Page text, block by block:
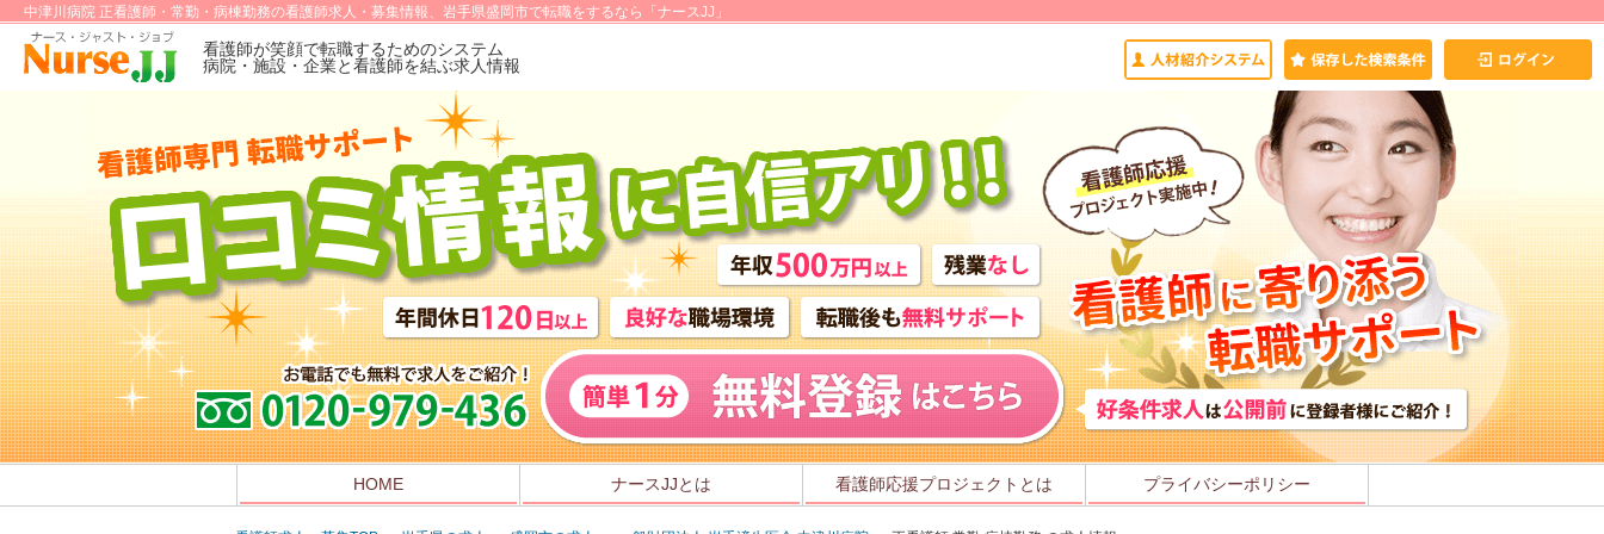
中津川病院 正看護師・常勤・病棟勤務の看護師求人・募集情報、岩手県盛岡市で転職をするなら「ナースJJ」
看護師が笑顔で転職するためのシステム
病院・施設・企業と看護師を結ぶ求人情報
HOME ナースJJとは 看護師応援プロジェクトとは プライバシーポリシー